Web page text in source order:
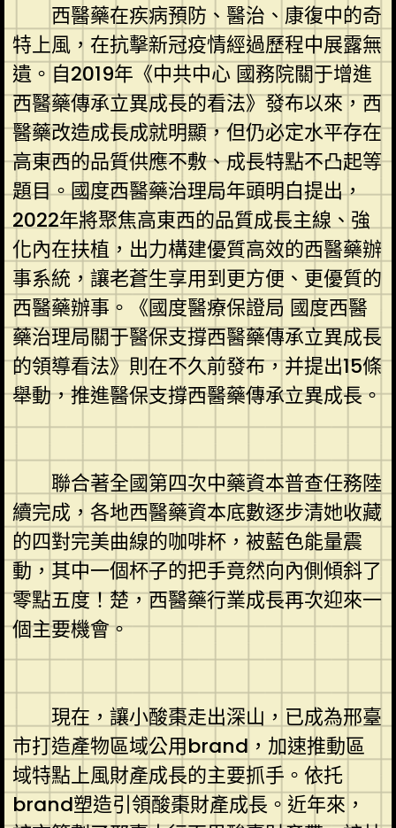
西醫藥在疾病預防、醫治、康復中的奇
特上風，在抗擊新冠疫情經過歷程中展露無
遺。自2019年《中共中心 國務院關于增進
西醫藥傳承立異成長的看法》發布以來，西
醫藥改造成長成就明顯，但仍必定水平存在
高東西的品質供應不敷、成長特點不凸起等
題目。國度西醫藥治理局年頭明白提出，
2022年將聚焦高東西的品質成長主線、強
化內在扶植，出力構建優質高效的西醫藥辦
事系統，讓老蒼生享用到更方便、更優質的
西醫藥辦事。《國度醫療保證局 國度西醫
藥治理局關于醫保支撐西醫藥傳承立異成長
的領導看法》則在不久前發布，并提出15條
舉動，推進醫保支撐西醫藥傳承立異成長。
聯合著全國第四次中藥資本普查任務陸
續完成，各地西醫藥資本底數逐步清她收藏
的四對完美曲線的咖啡杯，被藍色能量震
動，其中一個杯子的把手竟然向內側傾斜了
零點五度！楚，西醫藥行業成長再次迎來一
個主要機會。
現在，讓小酸棗走出深山，已成為邢臺
市打造產物區域公用brand，加速推動區
域特點上風財產成長的主要抓手。依托
brand塑造引領酸棗財產成長。近年來，